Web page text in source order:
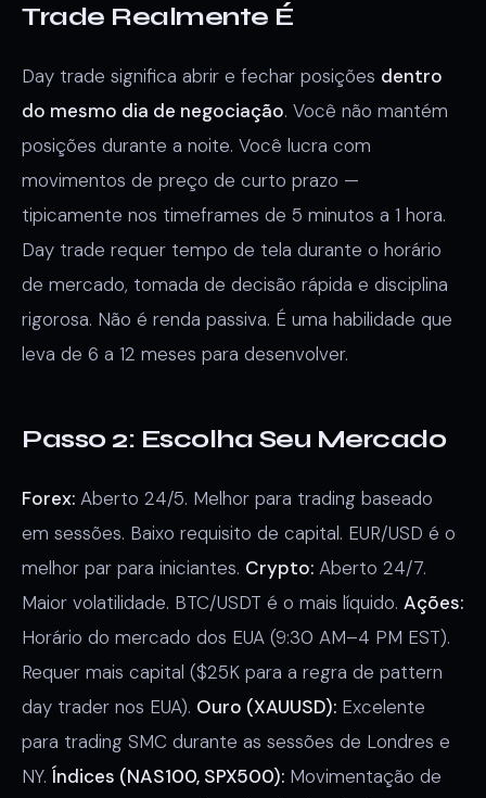
Trade Realmente É
Day trade significa abrir e fechar posições dentro
do mesmo dia de negociação. Você não mantém
posições durante a noite. Você lucra com
movimentos de preço de curto prazo —
tipicamente nos timeframes de 5 minutos a 1 hora.
Day trade requer tempo de tela durante o horário
de mercado, tomada de decisão rápida e disciplina
rigorosa. Não é renda passiva. É uma habilidade que
leva de 6 a 12 meses para desenvolver.
Passo 2: Escolha Seu Mercado
Forex: Aberto 24/5. Melhor para trading baseado
em sessões. Baixo requisito de capital. EUR/USD é o
melhor par para iniciantes. Crypto: Aberto 24/7.
Maior volatilidade. BTC/USDT é o mais líquido. Ações:
Horário do mercado dos EUA (9:30 AM–4 PM EST).
Requer mais capital ($25K para a regra de pattern
day trader nos EUA). Ouro (XAUUSD): Excelente
para trading SMC durante as sessões de Londres e
NY. Índices (NAS100, SPX500): Movimentação de